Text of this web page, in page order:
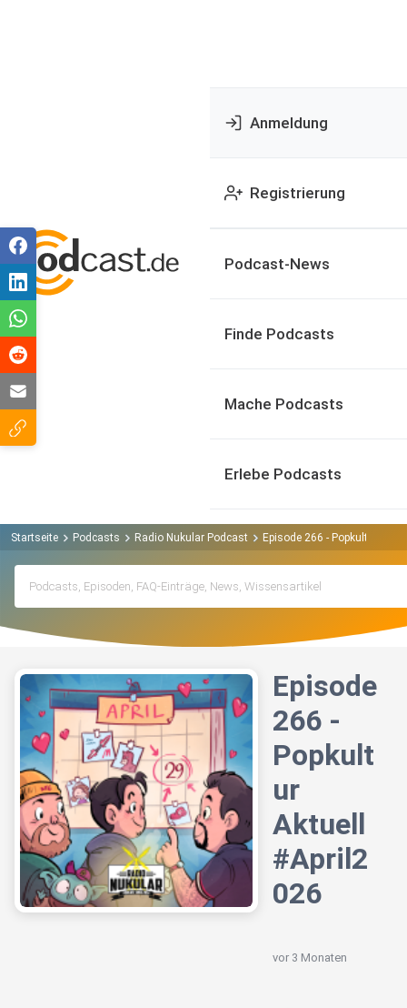
Anmeldung
Registrierung
Podcast-News
Finde Podcasts
Mache Podcasts
Erlebe Podcasts
Startseite Podcasts Radio Nukular Podcast Episode 266 - Popkultur
Episode
266 -
Popkult
ur
Aktuell
#April2
026
vor 3 Monaten